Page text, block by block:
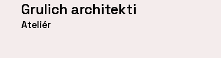
Grulich architekti
Ateliér